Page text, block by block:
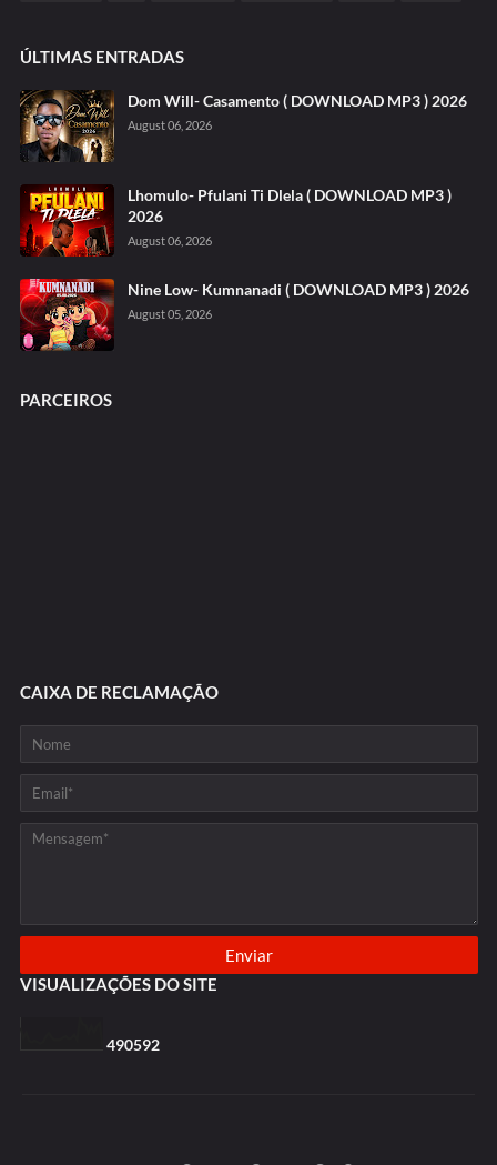
ÚLTIMAS ENTRADAS
Dom Will- Casamento ( DOWNLOAD MP3 ) 2026
August 06, 2026
Lhomulo- Pfulani Ti Dlela ( DOWNLOAD MP3 )
2026
August 06, 2026
Nine Low- Kumnanadi ( DOWNLOAD MP3 ) 2026
August 05, 2026
PARCEIROS
CAIXA DE RECLAMAÇÃO
VISUALIZAÇÕES DO SITE
490592